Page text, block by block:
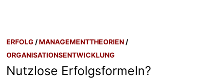
ERFOLG /MANAGEMENTTHEORIEN/
ORGANISATIONSENTWICKLUNG
Nutzlose Erfolgsformeln?